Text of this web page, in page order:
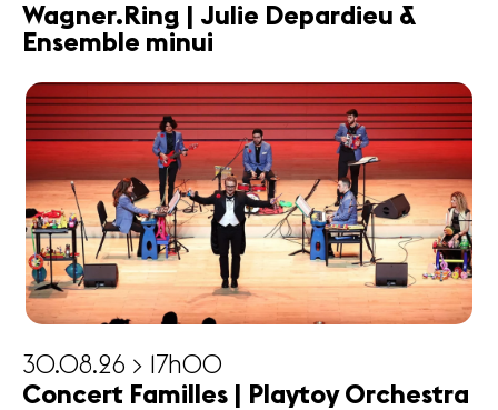
Wagner.Ring | Julie Depardieu &
Ensemble minui
30.08.26 > 17h00
Concert Familles | Playtoy Orchestra